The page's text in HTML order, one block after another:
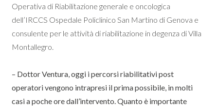
Operativa di Riabilitazione generale e oncologica
dell’IRCCS Ospedale Policlinico San Martino di Genova e
consulente per le attività di riabilitazione in degenza di Villa
Montallegro.
– Dottor Ventura, oggi i percorsi riabilitativi post
operatori vengono intrapresi il prima possibile, in molti
casi a poche ore dall’intervento. Quanto è importante